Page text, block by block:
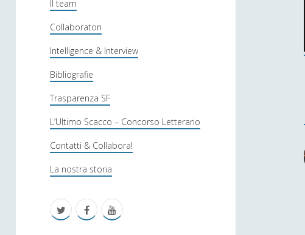
a
f
i
l
o
s
o
f
c
Il team
Collaboratori
Intelligence & Interview
Bibliografie
Trasparenza SF
L’Ultimo Scacco – Concorso Letterario
Contatti & Collabora!
La nostra storia
f